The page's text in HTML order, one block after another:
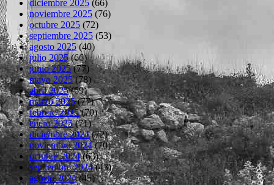
diciembre 2025 (66)
noviembre 2025 (76)
octubre 2025 (72)
septiembre 2025 (53)
agosto 2025(40)
julio 2025(66)
junio 2025(77)
mayo 2025(78)
abril 2025(69)
marzo 2025(77)
febrero 2025(70)
enero 2025(71)
diciembre 2024(72)
noviembre 2024(70)
octubre 2024(63)
septiembre 2024(43)
agosto 2024(45)